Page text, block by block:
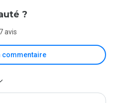
?
avis
commentaire